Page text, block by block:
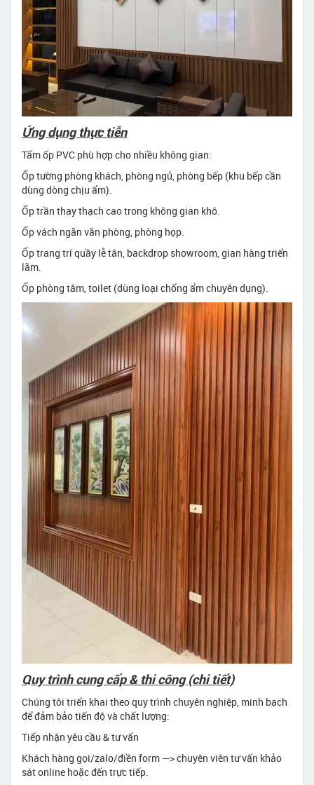
Ứng dụng thực tiễn
Tấm ốp PVC phù hợp cho nhiều không gian:
Ốp tường phòng khách, phòng ngủ, phòng bếp (khu bếp cần
dùng dòng chịu ẩm).
Ốp trần thay thạch cao trong không gian khô.
Ốp vách ngăn văn phòng, phòng họp.
Ốp trang trí quầy lễ tân, backdrop showroom, gian hàng triển
lãm.
Ốp phòng tắm, toilet (dùng loại chống ẩm chuyên dụng).
Quy trình cung cấp & thi công (chi tiết)
Chúng tôi triển khai theo quy trình chuyên nghiệp, minh bạch
để đảm bảo tiến độ và chất lượng:
Tiếp nhận yêu cầu & tư vấn
Khách hàng gọi/zalo/điền form —> chuyên viên tư vấn khảo
sát online hoặc đến trực tiếp.